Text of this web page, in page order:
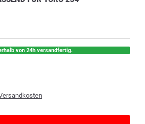
von 24h versandfertig.